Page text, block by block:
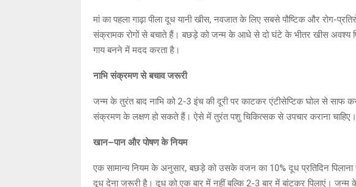
मां का पहला गाढ़ा पीला दूध यानी खीस, नवजात के लिए सबसे पौष्टिक और रोग-
संक्रामक रोगों से बचाते हैं। बछड़े को जन्म के आधे से दो घंटे के भीतर खीस अवश्य
गाय बनने में मदद करता है।
नाभि संक्रमण से बचाव जरूरी
जन्म के तुरंत बाद नाभि को 2-3 इंच की दूरी पर काटकर एंटीसेप्टिक घोल से साफ
संक्रमण के लक्षण हो सकते हैं। ऐसे में तुरंत पशु चिकित्सक से उपचार कराना चाहिए।
खान–पान और पोषण के नियम
एक सामान्य नियम के अनुसार, बछड़े को उसके वजन का 10% दूध प्रतिदिन
दूध देना जरूरी है। दूध को एक बार में नहीं बल्कि 2-3 बार में बांटकर पिलाएं। जन्म